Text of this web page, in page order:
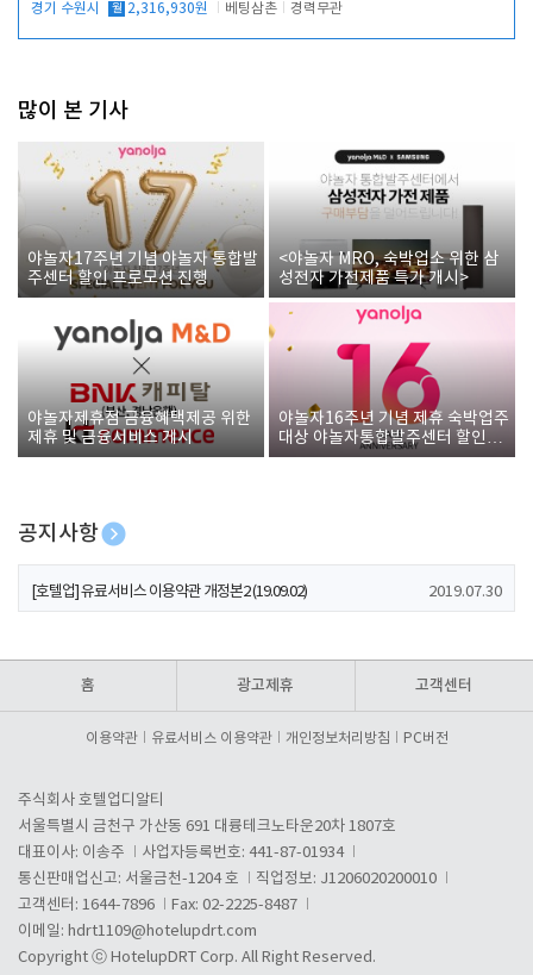
경기 수원시 월 2,316,930원 베팅삼촌 경력무관
많이 본 기사
야놀자17주년 기념 야놀자 통합발
주센터 할인 프로모션 진행
<야놀자 MRO, 숙박업소 위한 삼
성전자 가전제품 특가 개시>
야놀자제휴점 금융혜택제공 위한
제휴 및 금융서비스 게시
야놀자16주년 기념 제휴 숙박업주
대상 야놀자통합발주센터 할인쿠
폰 증정
공지사항
[호텔업] 개인정보 처리방침 개정본1 (19.09.02)
[호텔업] 유료서비스 이용약관 개정본2 (19.09.02) 2019.07.30
홈 광고제휴 고객센터
이용약관 유료서비스 이용약관 개인정보처리방침 PC버전
주식회사 호텔업디알티
서울특별시 금천구 가산동 691 대륭테크노타운20차 1807호
대표이사: 이송주
사업자등록번호: 441-87-01934
통신판매업신고: 서울금천-1204 호
직업정보: J1206020200010
고객센터: 1644-7896
Fax: 02-2225-8487
이메일: hdrt1109@hotelupdrt.com
Copyright ⓒ HotelupDRT Corp. All Right Reserved.